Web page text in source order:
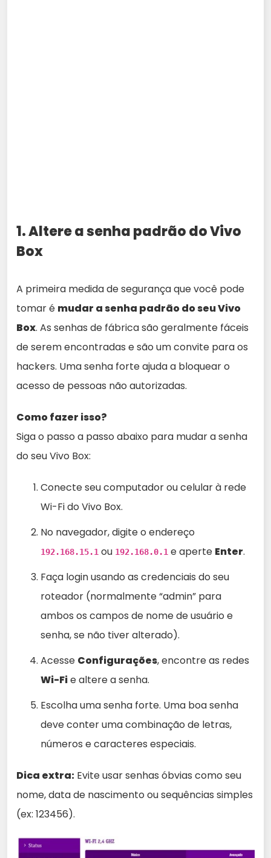
1. Altere a senha padrão do Vivo
Box
A primeira medida de segurança que você pode
tomar é mudar a senha padrão do seu Vivo
Box. As senhas de fábrica são geralmente fáceis
de serem encontradas e são um convite para os
hackers. Uma senha forte ajuda a bloquear o
acesso de pessoas não autorizadas.
Como fazer isso?
Siga o passo a passo abaixo para mudar a senha
do seu Vivo Box:
Conecte seu computador ou celular à rede
Wi-Fi do Vivo Box.
No navegador, digite o endereço
192.168.15.1 ou 192.168.0.1 e aperte Enter.
Faça login usando as credenciais do seu
roteador (normalmente “admin” para
ambos os campos de nome de usuário e
senha, se não tiver alterado).
Acesse Configurações, encontre as redes
Wi-Fie altere a senha.
Escolha uma senha forte. Uma boa senha
deve conter uma combinação de letras,
números e caracteres especiais.
Dica extra: Evite usar senhas óbvias como seu
nome, data de nascimento ou sequências simples
(ex: 123456).